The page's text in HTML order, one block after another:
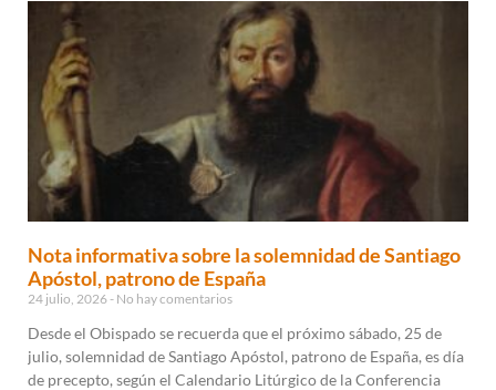
Nota informativa sobre la solemnidad de Santiago
Apóstol, patrono de España
24 julio, 2026 No hay comentarios
Desde el Obispado se recuerda que el próximo sábado, 25 de
julio, solemnidad de Santiago Apóstol, patrono de España, es día
de precepto, según el Calendario Litúrgico de la Conferencia